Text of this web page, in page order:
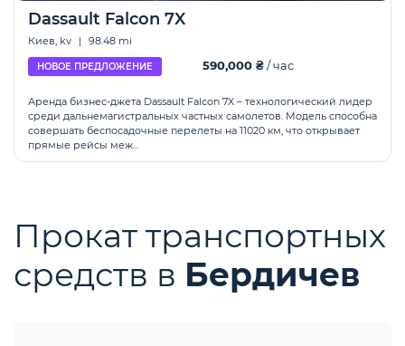
Dassault Falcon 7X
Киев, kv | 98.48 mi
НОВОЕ ПРЕДЛОЖЕНИЕ 590,000 ₴/ час
Аренда бизнес-джета Dassault Falcon 7X – технологический лидер
среди дальнемагистральных частных самолетов. Модель способна
совершать беспосадочные перелеты на 11020 км, что открывает
прямые рейсы меж...
Прокат транспортных
средств в Бердичев